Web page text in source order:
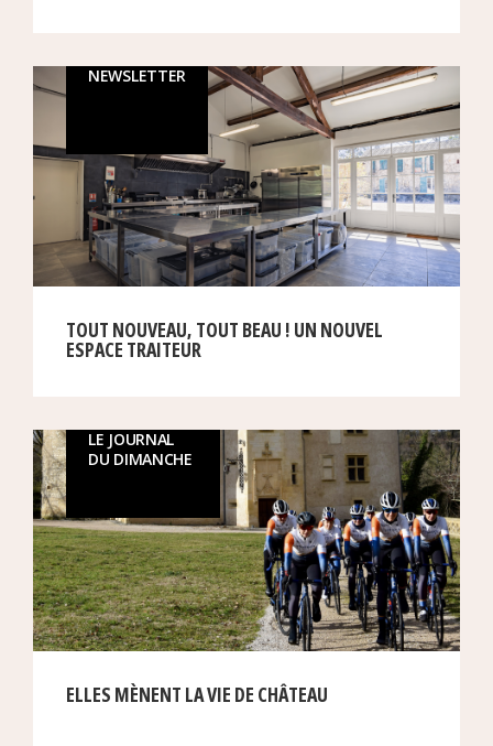
NEWSLETTER
TOUT NOUVEAU, TOUT BEAU ! UN NOUVEL
ESPACE TRAITEUR
LE JOURNAL
DU DIMANCHE
ELLES MÈNENT LA VIE DE CHÂTEAU